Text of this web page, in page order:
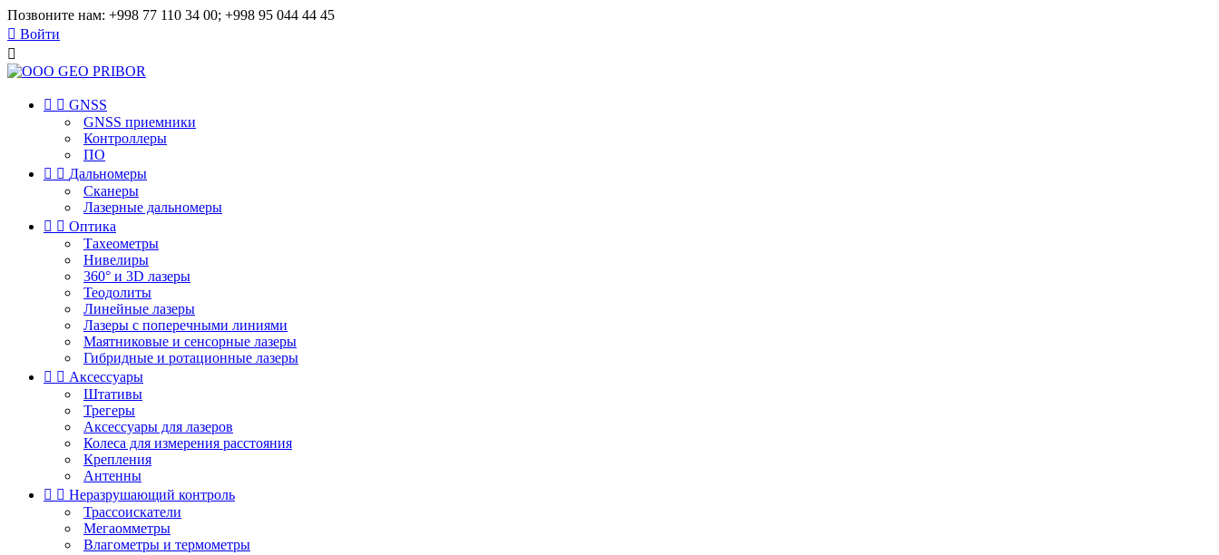
Позвоните нам: +998 77 110 34 00; +998 95 044 44 45
 Войти

  GNSS
GNSS приемники
Контроллеры
ПО
  Дальномеры
Сканеры
Лазерные дальномеры
  Оптика
Тахеометры
Нивелиры
360° и 3D лазеры
Теодолиты
Линейные лазеры
Лазеры с поперечными линиями
Маятниковые и сенсорные лазеры
Гибридные и ротационные лазеры
  Аксессуары
Штативы
Трегеры
Аксессуары для лазеров
Колеса для измерения расстояния
Крепления
Антенны
  Неразрушающий контроль
Трассоискатели
Мегаомметры
Влагометры и термометры